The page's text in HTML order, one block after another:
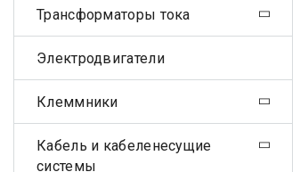
Трансформаторы тока
Электродвигатели
Клеммники
Кабель и кабеленесущие
системы